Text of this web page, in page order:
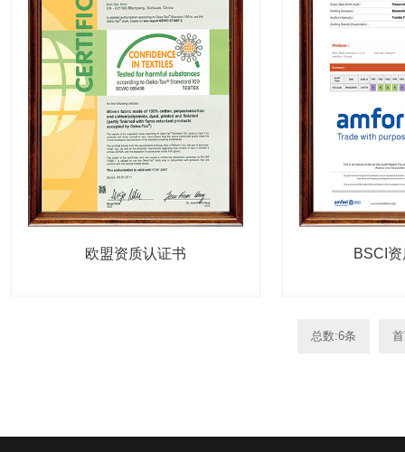
欧盟资质认证书 BSCI
总数:6条